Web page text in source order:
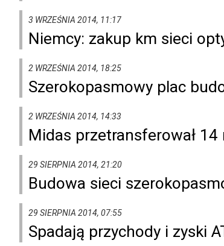
3 WRZEŚNIA 2014, 11:17
Niemcy: zakup km sieci
2 WRZEŚNIA 2014, 18:25
Szerokopasmowy plac
2 WRZEŚNIA 2014, 14:33
Midas przetransferował
29 SIERPNIA 2014, 21:20
Budowa sieci
29 SIERPNIA 2014, 07:55
Spadają przychody i zyski